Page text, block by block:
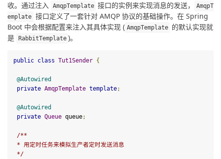
收。通过注入
AmqpTemplate 接口的实例来实现消息的发送，
AmqpT
emplate 接口定义了一套针对 AMQP 协议的基础操作。在 Spring
Boot 中会根据配置来注入其具体实现 ( AmqpTemplate
的默认实现就
是
RabbitTemplate )。
public class Tut1Sender {
@Autowired
private AmqpTemplate template;
@Autowired
private Queue queue;
/**
* 用定时任务来模拟生产者定时发送消息
*/